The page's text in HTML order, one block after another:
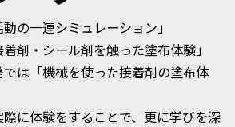
の一連シミュレーション」
剤・シール剤を触った塗布体験」
は「機械を使った接着剤の塗布体
に体験をすることで、更に学びを深